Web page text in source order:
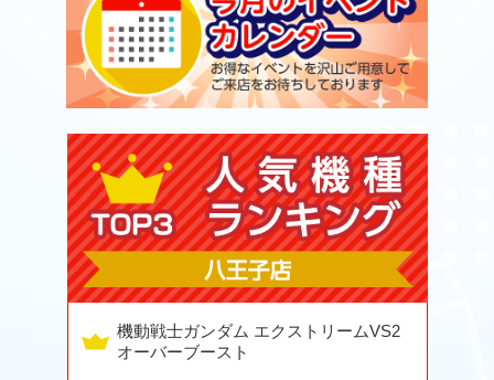
機動戦士ガンダム エクストリームVS2
オーバーブースト